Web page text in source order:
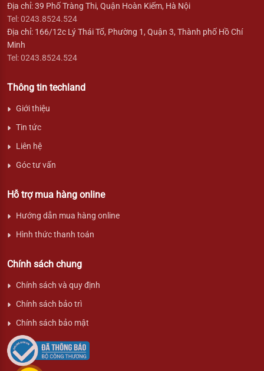
Địa chỉ: 39 Phố Tràng Thi, Quận Hoàn Kiếm, Hà Nội
Tel: 0243.8524.524
Địa chỉ: 166/12c Lý Thái Tổ, Phường 1, Quận 3, Thành phố Hồ Chí
Minh
Tel: 0243.8524.524
Thông tin techland
Giới thiệu
Tin tức
Liên hệ
Góc tư vấn
Hỗ trợ mua hàng online
Hướng dẫn mua hàng online
Hình thức thanh toán
Chính sách chung
Chính sách và quy định
Chính sách bảo trì
Chính sách bảo mật